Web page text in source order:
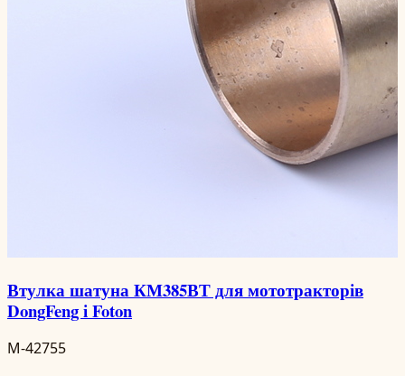
Втулка шатуна КМ385ВТ для мототракторів
DongFeng і Foton
M-42755